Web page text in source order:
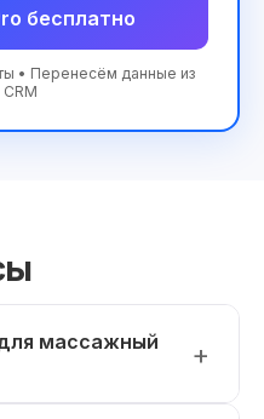
бесплатно
• Перенесём данные из
массажный